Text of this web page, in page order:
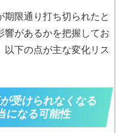
期限通り打ち切られたと
響があるかを把握してお
以下の点が主な変化リス
受けられなくなる
になる可能性